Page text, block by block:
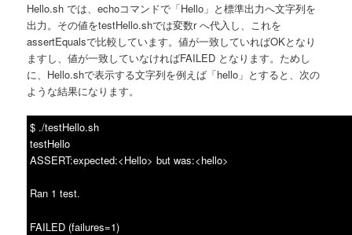
Hello.sh では、echoコマンドで「Hello」と標準出力へ文字列を
出力。その値をtestHello.shでは変数r へ代入し、これを
assertEqualsで比較しています。値が一致していればOKとなり
ますし、値が一致していなければFAILED となります。ためし
に、Hello.shで表示する文字列を例えば「hello」とすると、次の
ような結果になります。
$ ./testHello.sh
testHello
ASSERT:expected:<Hello> but was:<hello>
Ran 1 test.
FAILED (failures=1)